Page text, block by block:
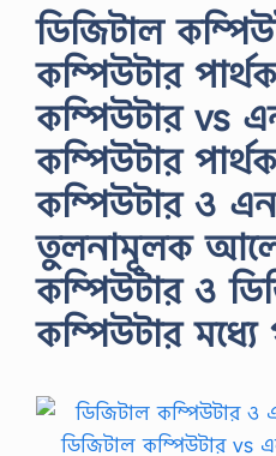
ডিজিটাল
কম্পিউটার
কম্পিউটার vs
কম্পিউটার
কম্পিউটার ও
তুলনামূলক
কম্পিউটার ও
কম্পিউটার মধ্যে